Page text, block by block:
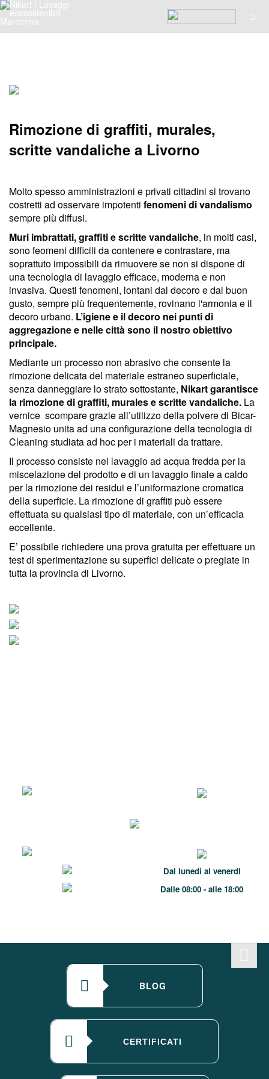
Rimozione di graffiti, murales,
scritte vandaliche a Livorno
Molto spesso amministrazioni e privati cittadini si trovano
costretti ad osservare impotenti fenomeni di vandalismo
sempre più diffusi.
Muri imbrattati, graffiti e scritte vandaliche, in molti casi,
sono feomeni difficili da contenere e contrastare, ma
soprattuto impossibili da rimuovere se non si dispone di
una tecnologia di lavaggio efficace, moderna e non
invasiva. Questi fenomeni, lontani dal decoro e dal buon
gusto, sempre più frequentemente, rovinano l'armonia e il
decoro urbano. L’igiene e il decoro nei punti di
aggregazione e nelle città sono il nostro obiettivo
principale.
Mediante un processo non abrasivo che consente la
rimozione delicata del materiale estraneo superficiale,
senza danneggiare lo strato sottostante, Nikart garantisce
la rimozione di graffiti, murales e scritte vandaliche. La
vernice scompare grazie all’utilizzo della polvere di Bicar-
Magnesio unita ad una configurazione della tecnologia di
Cleaning studiata ad hoc per i materiali da trattare.
Il processo consiste nel lavaggio ad acqua fredda per la
miscelazione del prodotto e di un lavaggio finale a caldo
per la rimozione dei residui e l’uniformazione cromatica
della superficie. La rimozione di graffiti può essere
effettuata su qualsiasi tipo di materiale, con un’efficacia
eccellente.
E’ possibile richiedere una prova gratuita per effettuare un
test di sperimentazione su superfici delicate o pregiate in
tutta la provincia di Livorno.
Dal lunedì al venerdi
Dalle 08:00 - alle 18:00
BLOG
CERTIFICATI